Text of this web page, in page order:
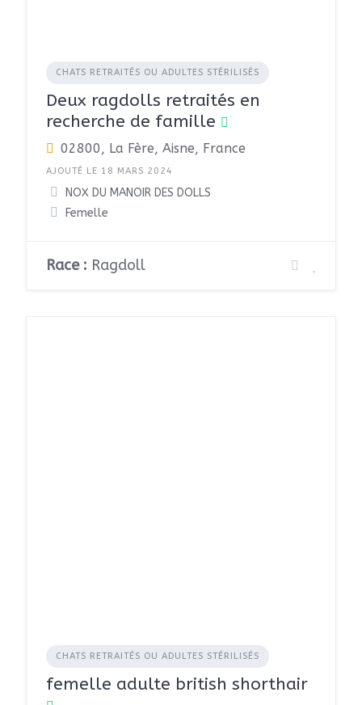
CHATS RETRAITÉS OU ADULTES STÉRILISÉS
Deux ragdolls retraités en
recherche de famille
02800, La Fère, Aisne, France
AJOUTÉ LE 18 MARS 2024
NOX DU MANOIR DES DOLLS
Femelle
Race : Ragdoll
CHATS RETRAITÉS OU ADULTES STÉRILISÉS
femelle adulte british shorthair